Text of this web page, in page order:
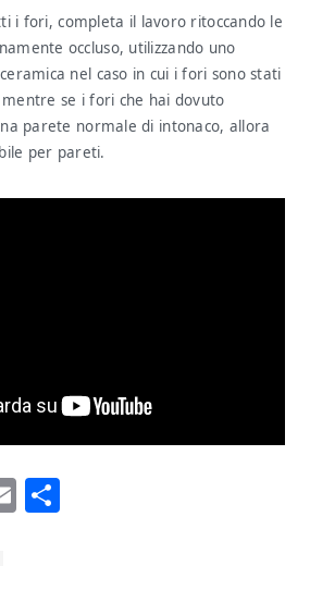
i fori, completa il lavoro ritoccando le
occluso, utilizzando uno
nel caso in cui i fori sono stati
se i fori che hai dovuto
parete normale di intonaco, allora
per pareti.
Email